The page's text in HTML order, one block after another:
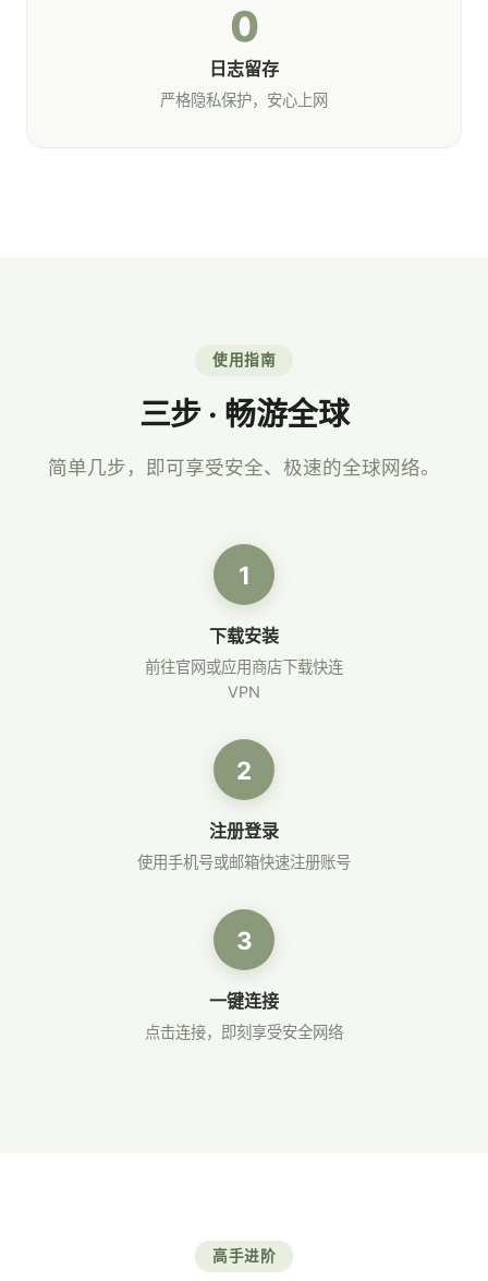
0
日志留存
严格隐私保护，安心上网
使用指南
三步 · 畅游全球
简单几步，即可享受安全、极速的全球网络。
1
下载安装
前往官网或应用商店下载快连
VPN
2
注册登录
使用手机号或邮箱快速注册账号
3
一键连接
点击连接，即刻享受安全网络
高手进阶